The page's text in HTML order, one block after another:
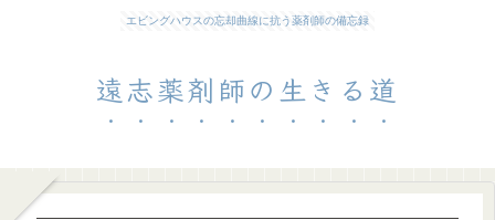
エビングハウスの忘却曲線に抗う薬剤師の備忘録
遠志薬剤師の生きる道